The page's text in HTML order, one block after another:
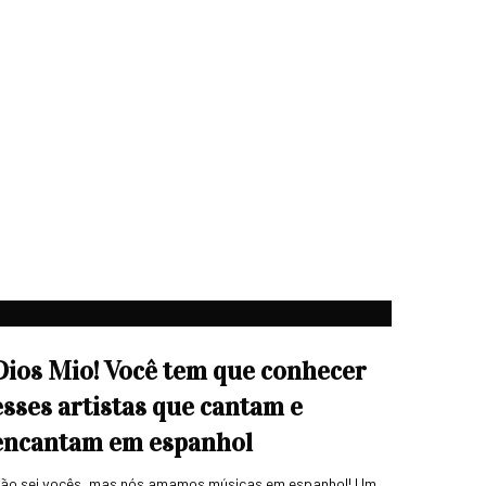
Mio! Você tem que conhecer
artistas que cantam e
em espanhol